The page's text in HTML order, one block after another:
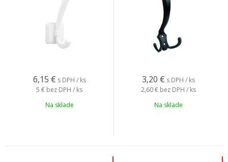
6,15 € s DPH / ks
5 € bez DPH / ks
Na sklade
3,20 € s DPH / ks
2,60 € bez DPH / ks
Na sklade